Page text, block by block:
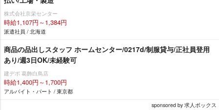
株式会社京栄センター
時給1,107円～1,384円
派遣社員 / 北海道
商品の品出しスタッフ ホームセンター/0217d/制服貸与/正社員登用
あり/週3日OK/未経験可
建デポ 葛飾白鳥店
時給1,400円～1,700円
アルバイト・パート / 東京都
sponsored by 求人ボックス